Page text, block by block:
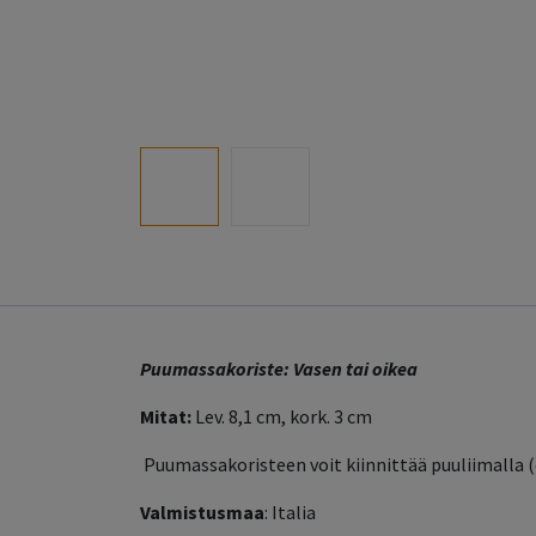
Puumassakoriste: Vasen tai oikea
Mitat: Lev. 8,1 cm, kork. 3 cm
Puumassakoristeen voit kiinnittää puuliimalla
Valmistusmaa: Italia